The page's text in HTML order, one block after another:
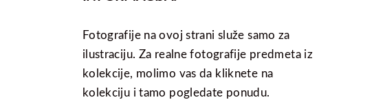
Fotografije na ovoj strani služe samo za
ilustraciju. Za realne fotografije predmeta iz
kolekcije, molimo vas da kliknete na
kolekciju i tamo pogledate ponudu.